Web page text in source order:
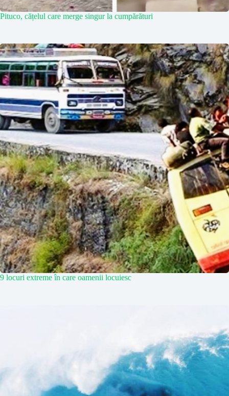
Pituco, cățelul care merge singur la cumpărături
9 locuri extreme în care oamenii locuiesc